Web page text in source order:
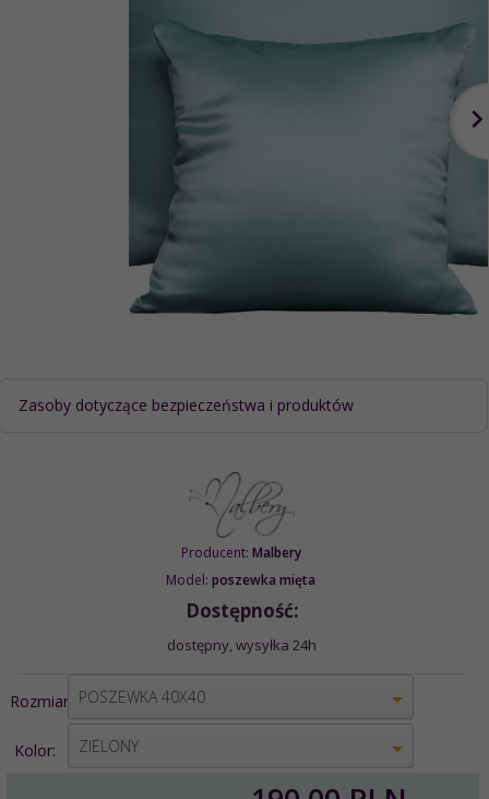
Zasoby dotyczące bezpieczeństwa i produktów
Producent: Malbery
Model: poszewka mięta
Dostępność:
dostępny, wysyłka 24h
Rozmiar: POSZEWKA 40X40
Kolor: ZIELONY